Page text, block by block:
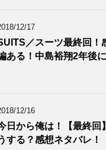
12/17
／スーツ最終回！
ある！中島裕翔2年後に
12/16
日から俺は！【最終回
する？感想ネタバレ！